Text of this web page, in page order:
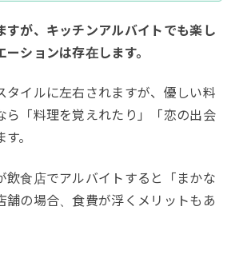
すが、キッチンアルバイトでも楽し
ションは存在します。
タイルに左右されますが、優しい料
ら「料理を覚えれたり」「恋の出会
。
飲食店でアルバイトすると「まかな
舗の場合、食費が浮くメリットもあ